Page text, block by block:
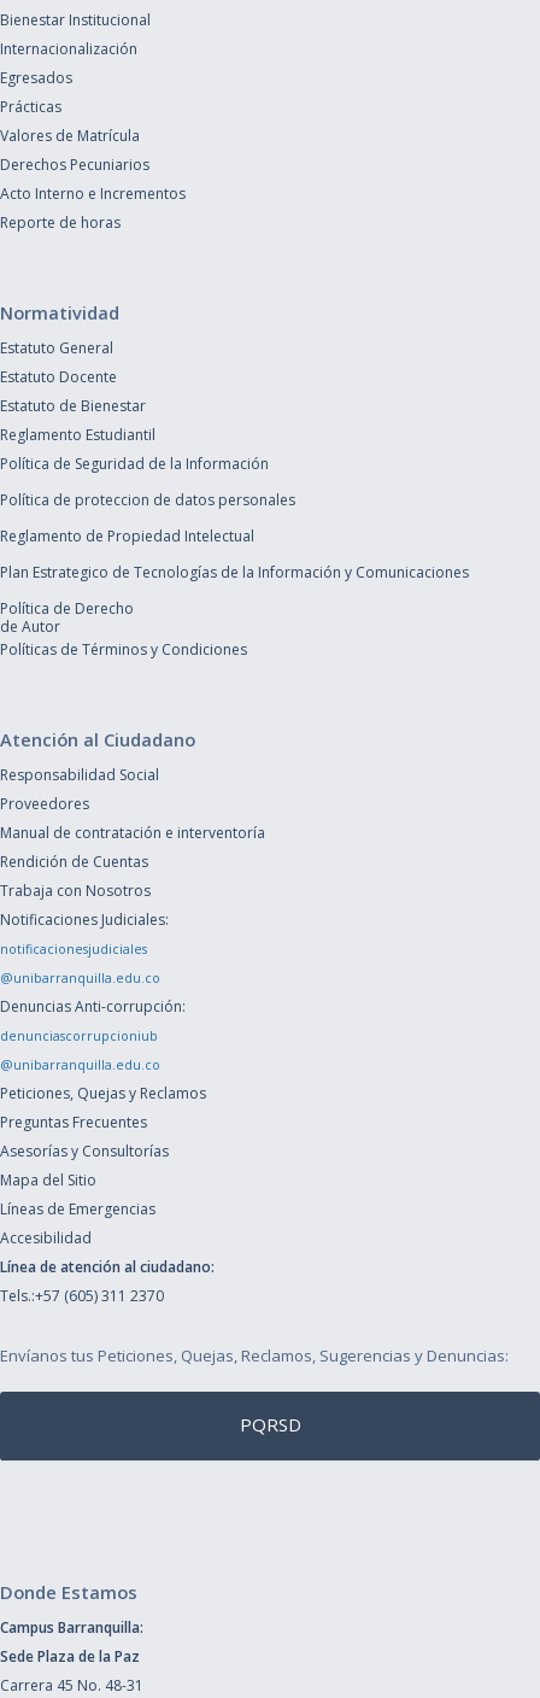
Bienestar Institucional
Internacionalización
Egresados
Prácticas
Valores de Matrícula
Derechos Pecuniarios
Acto Interno e Incrementos
Reporte de horas
Normatividad
Estatuto General
Estatuto Docente
Estatuto de Bienestar
Reglamento Estudiantil
Política de Seguridad de la Información
Política de proteccion de datos personales
Reglamento de Propiedad Intelectual
Plan Estrategico de Tecnologías de la Información y Comunicaciones
Política de Derecho
de Autor
Políticas de Términos y Condiciones
Atención al Ciudadano
Responsabilidad Social
Proveedores
Manual de contratación e interventoría
Rendición de Cuentas
Trabaja con Nosotros
Notificaciones Judiciales:
notificacionesjudiciales
@unibarranquilla.edu.co
Denuncias Anti-corrupción:
denunciascorrupcioniub
@unibarranquilla.edu.co
Peticiones, Quejas y Reclamos
Preguntas Frecuentes
Asesorías y Consultorías
Mapa del Sitio
Líneas de Emergencias
Accesibilidad
Línea de atención al ciudadano:
Tels.:+57 (605) 311 2370
Envíanos tus Peticiones, Quejas, Reclamos, Sugerencias y Denuncias:
PQRSD
Donde Estamos
Campus Barranquilla:
Sede Plaza de la Paz
Carrera 45 No. 48-31